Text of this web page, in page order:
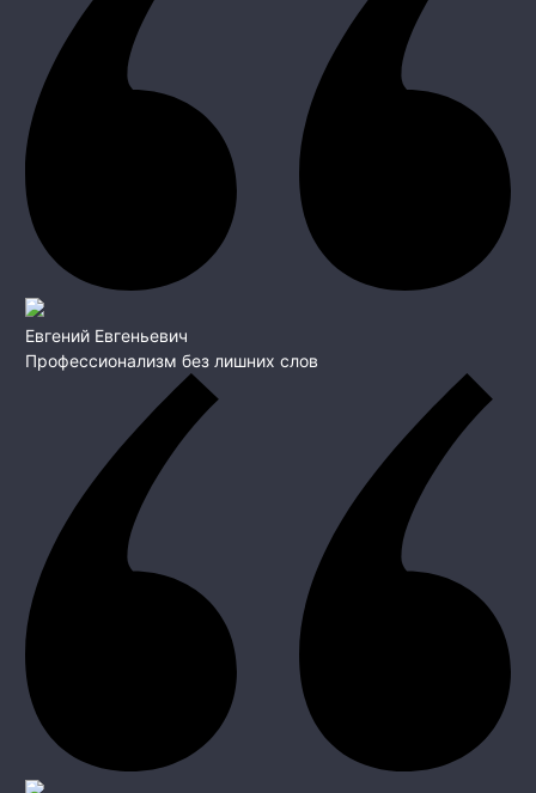
Евгений Евгеньевич
Профессионализм без лишних слов